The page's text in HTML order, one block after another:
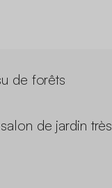
de forêts
de jardin très